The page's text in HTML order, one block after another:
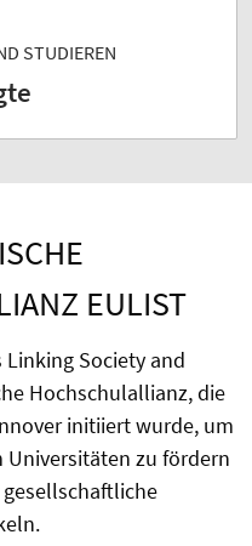
STUDIEREN
EULIST
Society and
Hochschulallianz, die
initiiert wurde, um
zu fördern